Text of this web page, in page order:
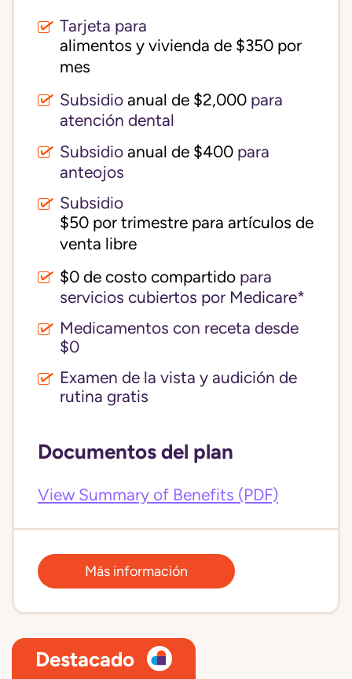
Tarjeta para
alimentos y vivienda de $350 por
mes
Subsidio anual de $2,000 para
atención dental
Subsidio anual de $400 para
anteojos
Subsidio
$50 por trimestre para artículos de
venta libre
$0 de costo compartido para
servicios cubiertos por Medicare*
Medicamentos con receta desde
$0
Examen de la vista y audición de
rutina gratis
Documentos del plan
View Summary of Benefits (PDF)
Más información
Destacado